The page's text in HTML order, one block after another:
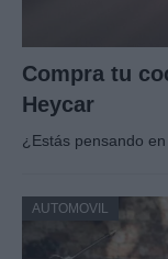
Compra tu
Heycar
¿Estás pensando
AUTOMOVIL